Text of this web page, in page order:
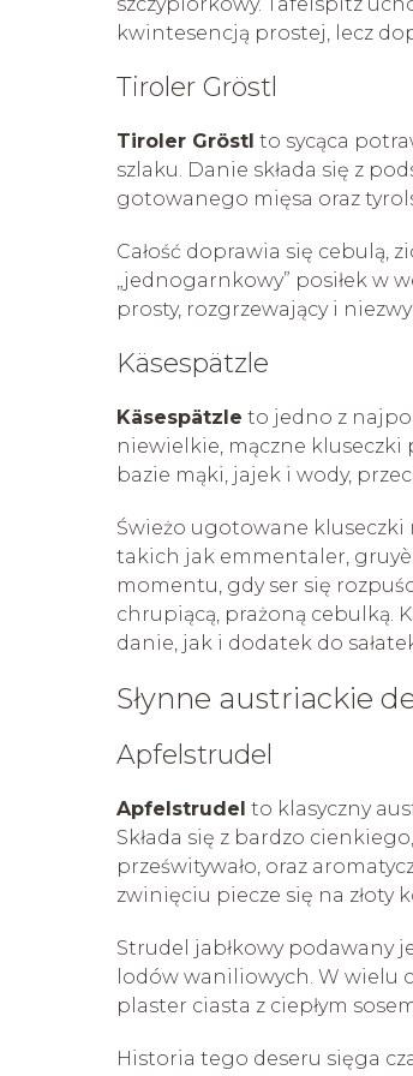
kwintesencją prostej, lecz
Tiroler Gröstl
Tiroler Gröstl to sycąca
szlaku. Danie składa się z
gotowanego mięsa oraz
Całość doprawia się cebulą,
„jednogarnkowy” posiłek w
prosty, rozgrzewający i
Käsespätzle
Käsespätzle to jedno z
niewielkie, mączne
bazie mąki, jajek i wody,
Świeżo ugotowane kluseczki
takich jak emmentaler,
momentu, gdy ser się
chrupiącą, prażoną cebulką.
danie, jak i dodatek do
Słynne austriackie
Apfelstrudel
Apfelstrudel to klasyczny
Składa się z bardzo
prześwitywało, oraz
zwinięciu piecze się na złoty
Strudel jabłkowy podawany
lodów waniliowych. W wielu
plaster ciasta z ciepłym
Historia tego deseru sięga